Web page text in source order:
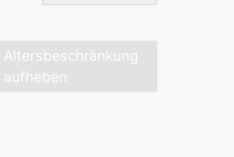
Altersbeschränkung
aufheben